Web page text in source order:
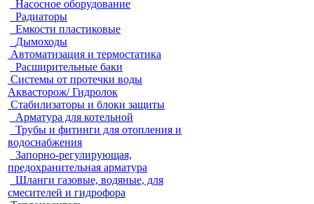
Насосное оборудование
Радиаторы
Емкости пластиковые
Дымоходы
Автоматизация и термостатика
Расширительные баки
Системы от протечки воды
Аквасторож/ Гидролок
Стабилизаторы и блоки защиты
Арматура для котельной
Трубы и фитинги для отопления и
водоснабжения
Запорно-регулирующая,
предохранительная арматура
Шланги газовые, водяные, для
смесителей и гидрофора